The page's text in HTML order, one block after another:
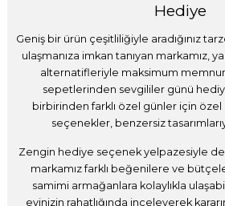
Hediye
Geniş bir ürün çeşitliliğiyle aradığınız
ulaşmanıza imkan tanıyan markamız,
alternatifleriyle maksimum
sepetlerinden sevgililer günü
birbirinden farklı özel günler için
seçenekler, benzersiz
Zengin hediye seçenek yelpazesiyle
markamız farklı beğenilere ve
samimi armağanlara kolaylıkla
evinizin rahatlığında inceleyerek